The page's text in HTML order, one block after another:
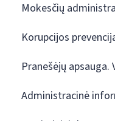
Mokesčių
Korupcijos
Pranešėjų apsauga.
Administracinė